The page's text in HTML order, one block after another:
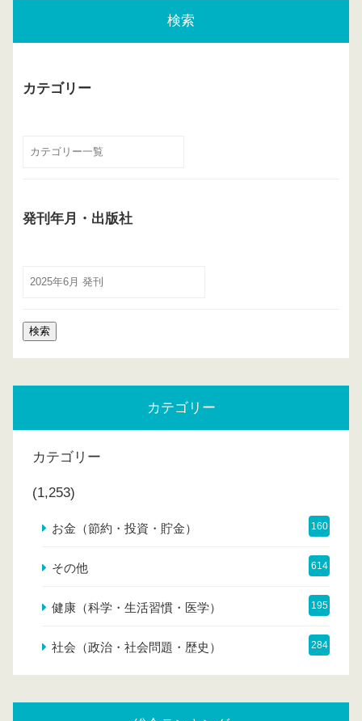
検索
カテゴリー
発刊年月・出版社
カテゴリー
カテゴリー
(1,253)
お金（節約・投資・貯金） 160
その他 614
健康（科学・生活習慣・医学） 195
社会（政治・社会問題・歴史） 284